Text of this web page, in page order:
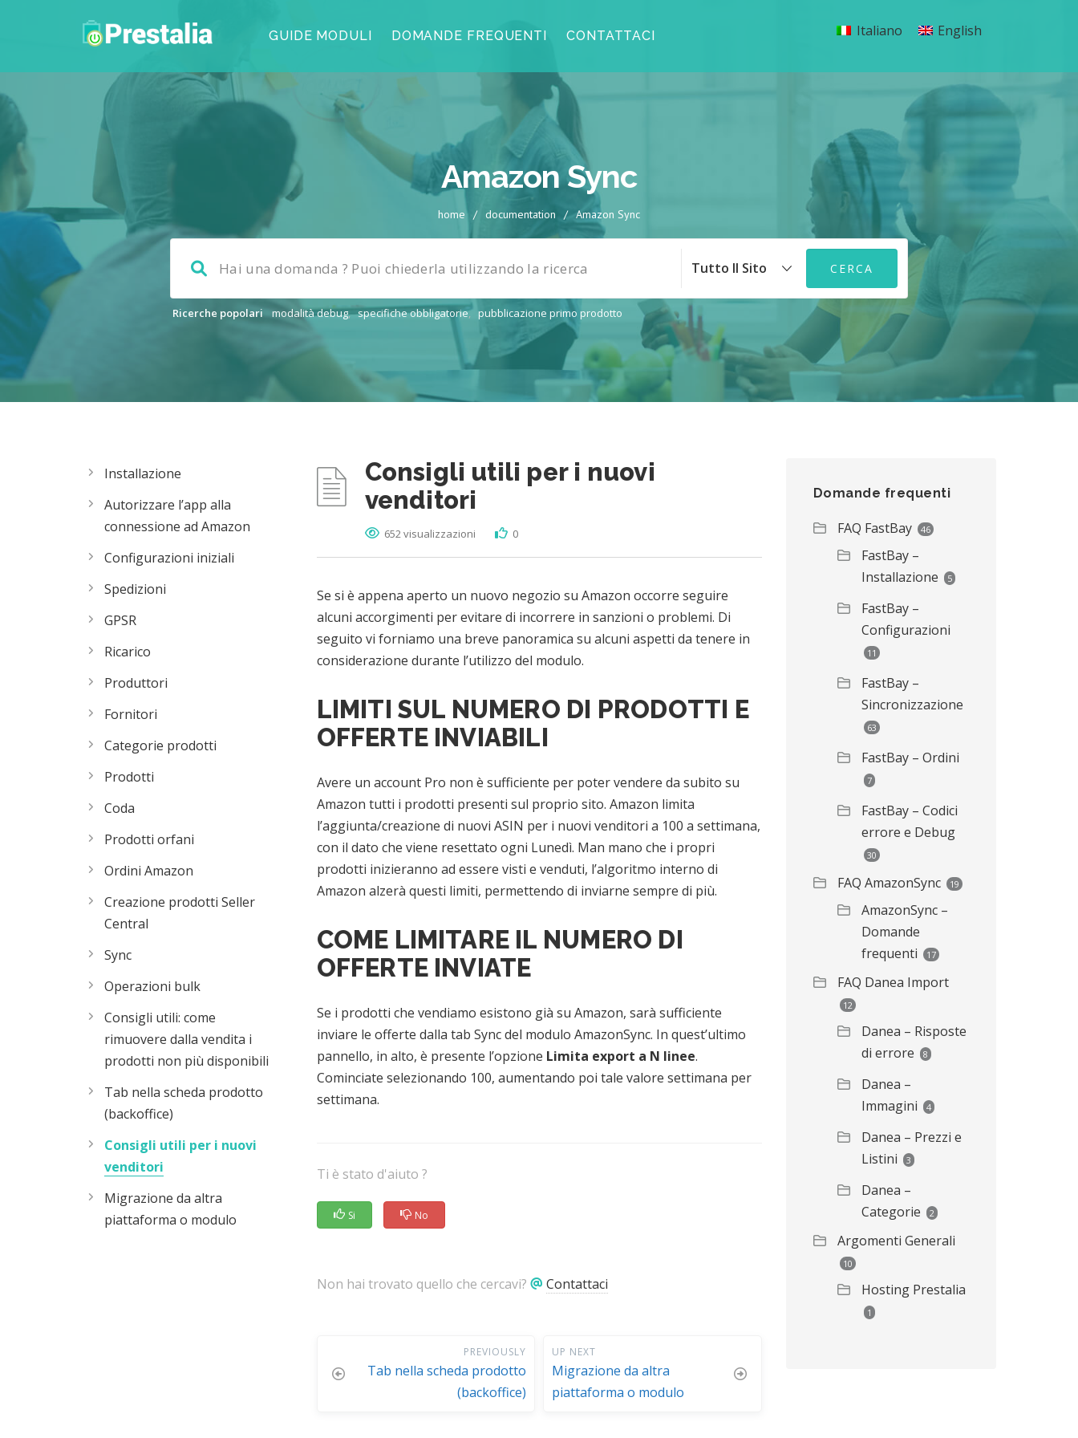
Italiano English
GUIDE MODULI DOMANDE FREQUENTI CONTATTACI
Amazon Sync
home / documentation / Amazon Sync
Ricerche popolari modalità debug, specifiche obbligatorie, pubblicazione primo prodotto
Installazione
Autorizzare l’app alla
connessione ad Amazon
Configurazioni iniziali
Spedizioni
GPSR
Ricarico
Produttori
Fornitori
Categorie prodotti
Prodotti
Coda
Prodotti orfani
Ordini Amazon
Creazione prodotti Seller
Central
Sync
Operazioni bulk
Consigli utili: come
rimuovere dalla vendita i
prodotti non più disponibili
Tab nella scheda prodotto
(backoffice)
Consigli utili per i nuovi
venditori
Migrazione da altra
piattaforma o modulo
Consigli utili per i nuovi
venditori
652 visualizzazioni 0
Se si è appena aperto un nuovo negozio su Amazon occorre seguire
alcuni accorgimenti per evitare di incorrere in sanzioni o problemi. Di
seguito vi forniamo una breve panoramica su alcuni aspetti da tenere in
considerazione durante l’utilizzo del modulo.
LIMITI SUL NUMERO DI PRODOTTI E
OFFERTE INVIABILI
Avere un account Pro non è sufficiente per poter vendere da subito su
Amazon tutti i prodotti presenti sul proprio sito. Amazon limita
l’aggiunta/creazione di nuovi ASIN per i nuovi venditori a 100 a settimana,
con il dato che viene resettato ogni Lunedì. Man mano che i propri
prodotti inizieranno ad essere visti e venduti, l’algoritmo interno di
Amazon alzerà questi limiti, permettendo di inviarne sempre di più.
COME LIMITARE IL NUMERO DI
OFFERTE INVIATE
Se i prodotti che vendiamo esistono già su Amazon, sarà sufficiente
inviare le offerte dalla tab Sync del modulo AmazonSync. In quest’ultimo
pannello, in alto, è presente l’opzione Limita export a N linee.
Cominciate selezionando 100, aumentando poi tale valore settimana per
settimana.
Ti è stato d'aiuto ?
Si No
Non hai trovato quello che cercavi? Contattaci
PREVIOUSLY
Tab nella scheda prodotto
(backoffice)
UP NEXT
Migrazione da altra
piattaforma o modulo
Domande frequenti
FAQ FastBay 46
FastBay –
Installazione
5
FastBay –
Configurazioni
11
FastBay –
Sincronizzazione
63
FastBay – Ordini
7
FastBay – Codici
errore e Debug
30
FAQ AmazonSync 19
AmazonSync –
Domande
frequenti
17
FAQ Danea Import
12
Danea – Risposte
di errore
8
Danea –
Immagini
4
Danea – Prezzi e
Listini
3
Danea –
Categorie
2
Argomenti Generali
10
Hosting Prestalia
1